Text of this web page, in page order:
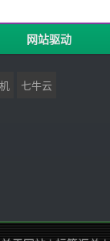
网站驱动
七牛云